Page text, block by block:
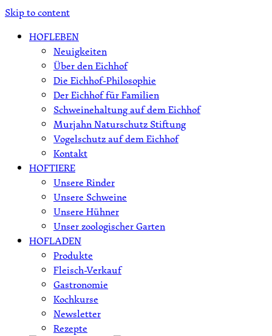
Skip to content
HOFLEBEN
Neuigkeiten
Über den Eichhof
Die Eichhof-Philosophie
Der Eichhof für Familien
Schweinehaltung auf dem Eichhof
Murjahn Naturschutz Stiftung
Vogelschutz auf dem Eichhof
Kontakt
HOFTIERE
Unsere Rinder
Unsere Schweine
Unsere Hühner
Unser zoologischer Garten
HOFLADEN
Produkte
Fleisch-Verkauf
Gastronomie
Kochkurse
Newsletter
Rezepte